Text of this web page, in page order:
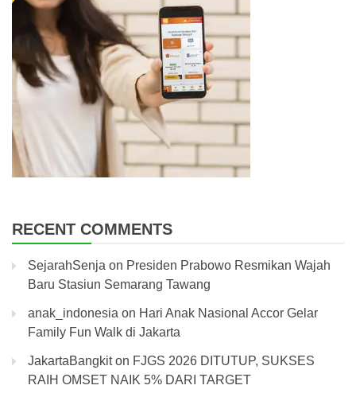
RECENT COMMENTS
SejarahSenja on Presiden Prabowo Resmikan Wajah
Baru Stasiun Semarang Tawang
anak_indonesia on Hari Anak Nasional Accor Gelar
Family Fun Walk di Jakarta
JakartaBangkiton FJGS 2026 DITUTUP, SUKSES
RAIH OMSET NAIK 5% DARI TARGET